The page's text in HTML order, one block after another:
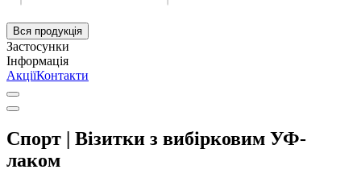
Вся продукція
Застосунки
Інформація
АкціїКонтакти
Спорт | Візитки з вибірковим УФ-
лаком